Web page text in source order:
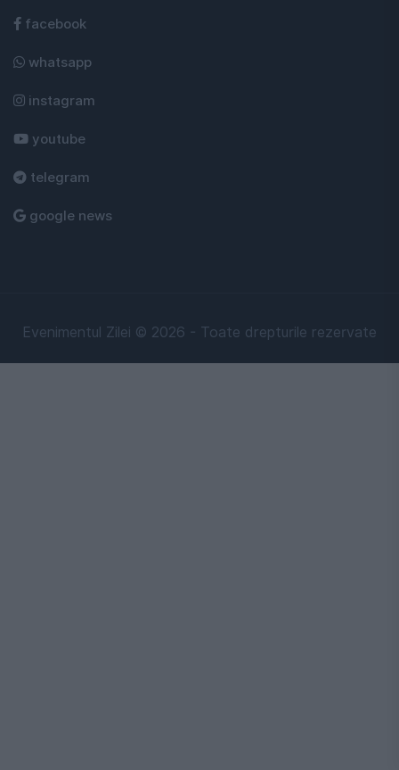
facebook
whatsapp
instagram
youtube
telegram
google news
Evenimentul Zilei © 2026 - Toate drepturile rezervate